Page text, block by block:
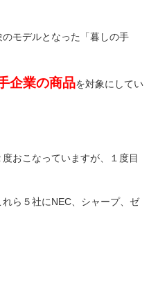
モデルとなった「暮しの手
企業の商品を対象にしてい
おこなっていますが、１度目
ら５社にNEC、シャープ、ゼ